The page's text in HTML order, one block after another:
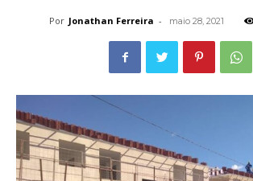
Por Jonathan Ferreira - maio 28, 2021